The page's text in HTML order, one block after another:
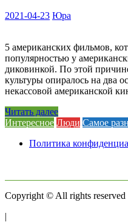
2021-04-23 Юра
5 американских фильмов,
популярностью у
диковинкой. По этой
культуры опиралось на два
некассовой американской
Читать далее
Интересное Люди Самое
Политика
Copyright © All rights reserved
|